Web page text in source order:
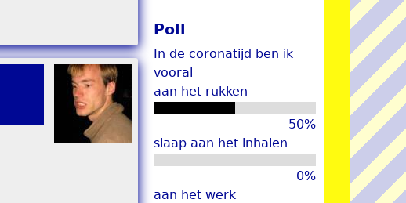
Poll
In de coronatijd ben ik
vooral
aan het rukken
50%
slaap aan het inhalen
0%
aan het werk